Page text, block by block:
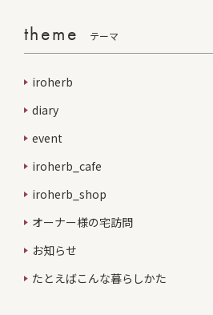
theme テーマ
iroherb
diary
event
iroherb_cafe
iroherb_shop
オーナー様の宅訪問
お知らせ
たとえばこんな暮らしかた